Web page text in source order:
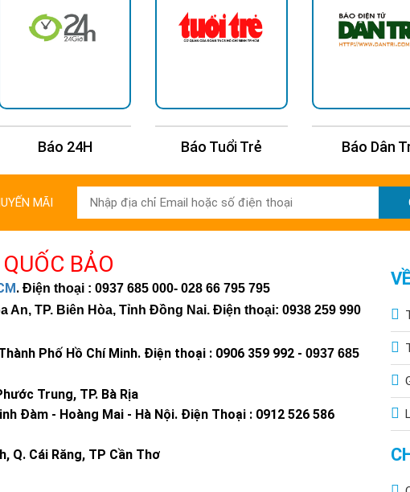
Báo 24H Báo Tuổi Trẻ Báo Dân
MÃI
BẢO
. Điện thoại : 0937 685 000- 028 66 795 795
TP. Biên Hòa, Tỉnh Đồng Nai. Điện thoại: 0938 259 990
Phố Hồ Chí Minh. Điện thoại : 0906 359 992 - 0937 685
Trung, TP. Bà Rịa
Đàm - Hoàng Mai - Hà Nội. Điện Thoại : 0912 526 586
Q. Cái Răng, TP Cần Thơ